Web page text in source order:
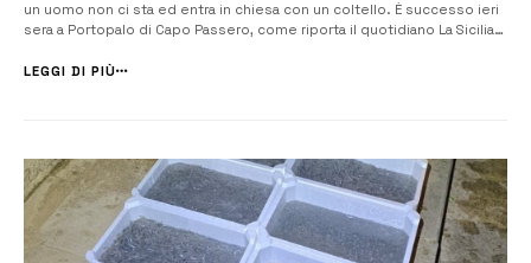
un uomo non ci sta ed entra in chiesa con un coltello. È successo ieri
sera a Portopalo di Capo Passero, come riporta il quotidiano La Sicilia
fedeli si erano riunti in preghiera per [&hell...
LEGGI DI PIÙ